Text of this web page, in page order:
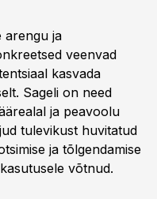
arengu ja
veenvad
kasvada
Sageli on need
ja peavoolu
tulevikust huvitatud
ja tõlgendamise
võtnud.